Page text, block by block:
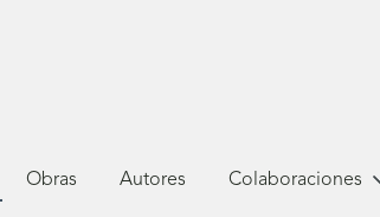
Obras Autores Colaboraciones